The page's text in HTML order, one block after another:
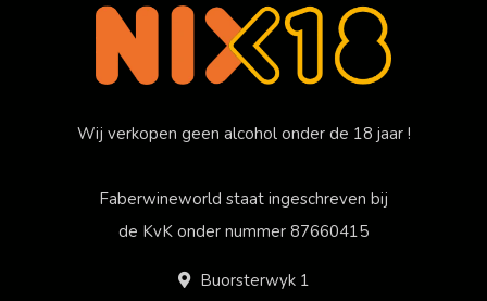
Wij verkopen geen alcohol onder de 18 jaar !
Faberwineworld staat ingeschreven bij
de KvK onder nummer 87660415
Buorsterwyk 1